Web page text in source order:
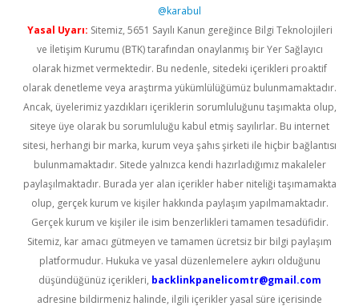
@karabul
Yasal Uyarı: Sitemiz, 5651 Sayılı Kanun gereğince Bilgi Teknolojileri
ve İletişim Kurumu (BTK) tarafından onaylanmış bir Yer Sağlayıcı
olarak hizmet vermektedir. Bu nedenle, sitedeki içerikleri proaktif
olarak denetleme veya araştırma yükümlülüğümüz bulunmamaktadır.
Ancak, üyelerimiz yazdıkları içeriklerin sorumluluğunu taşımakta olup,
siteye üye olarak bu sorumluluğu kabul etmiş sayılırlar. Bu internet
sitesi, herhangi bir marka, kurum veya şahıs şirketi ile hiçbir bağlantısı
bulunmamaktadır. Sitede yalnızca kendi hazırladığımız makaleler
paylaşılmaktadır. Burada yer alan içerikler haber niteliği taşımamakta
olup, gerçek kurum ve kişiler hakkında paylaşım yapılmamaktadır.
Gerçek kurum ve kişiler ile isim benzerlikleri tamamen tesadüfidir.
Sitemiz, kar amacı gütmeyen ve tamamen ücretsiz bir bilgi paylaşım
platformudur. Hukuka ve yasal düzenlemelere aykırı olduğunu
düşündüğünüz içerikleri, backlinkpanelicomtr@gmail.com
adresine bildirmeniz halinde, ilgili içerikler yasal süre içerisinde